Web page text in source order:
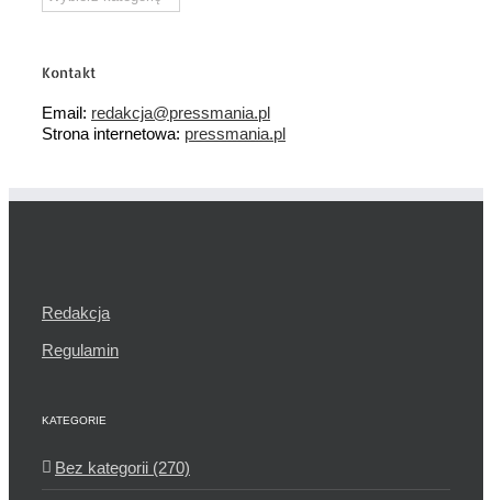
tematyczne
Kontakt
Email: redakcja@pressmania.pl
Strona internetowa: pressmania.pl
Redakcja
Regulamin
KATEGORIE
Bez kategorii (270)